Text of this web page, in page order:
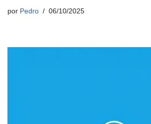
por Pedro 06/10/2025